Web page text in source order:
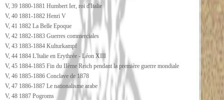
V, 39 1880-1881 Humbert Ier, roi d'Italie
V, 40 1881-1882 Henri V
V, 41 1882 La Belle Epoque
V, 42 1882-1883 Guerres commerciales
V, 43 1883-1884 Kulturkampf
V, 44 1884 L'Italie en Erythrée - Léon XIII
V, 45 1884-1885 Fin du IIème Reich pendant la première guerre mondiale
V, 46 1885-1886 Conclave de 1878
V, 47 1886-1887 Le nationalisme arabe
V, 48 1887 Pogroms